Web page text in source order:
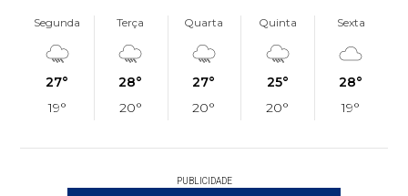
Segunda
27°
19°
Terça
28°
20°
Quarta
27°
20°
Quinta
25°
20°
Sexta
28°
19°
PUBLICIDADE